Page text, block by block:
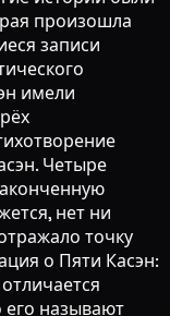
произошла
записи
имели
Четыре
нет ни
точку
о Пяти Касэн:
его называют